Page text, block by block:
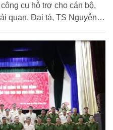
cụ hỗ trợ cho cán bộ,
quan. Đại tá, TS Nguyễn